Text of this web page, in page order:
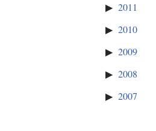
2011
2010
2009
2008
2007